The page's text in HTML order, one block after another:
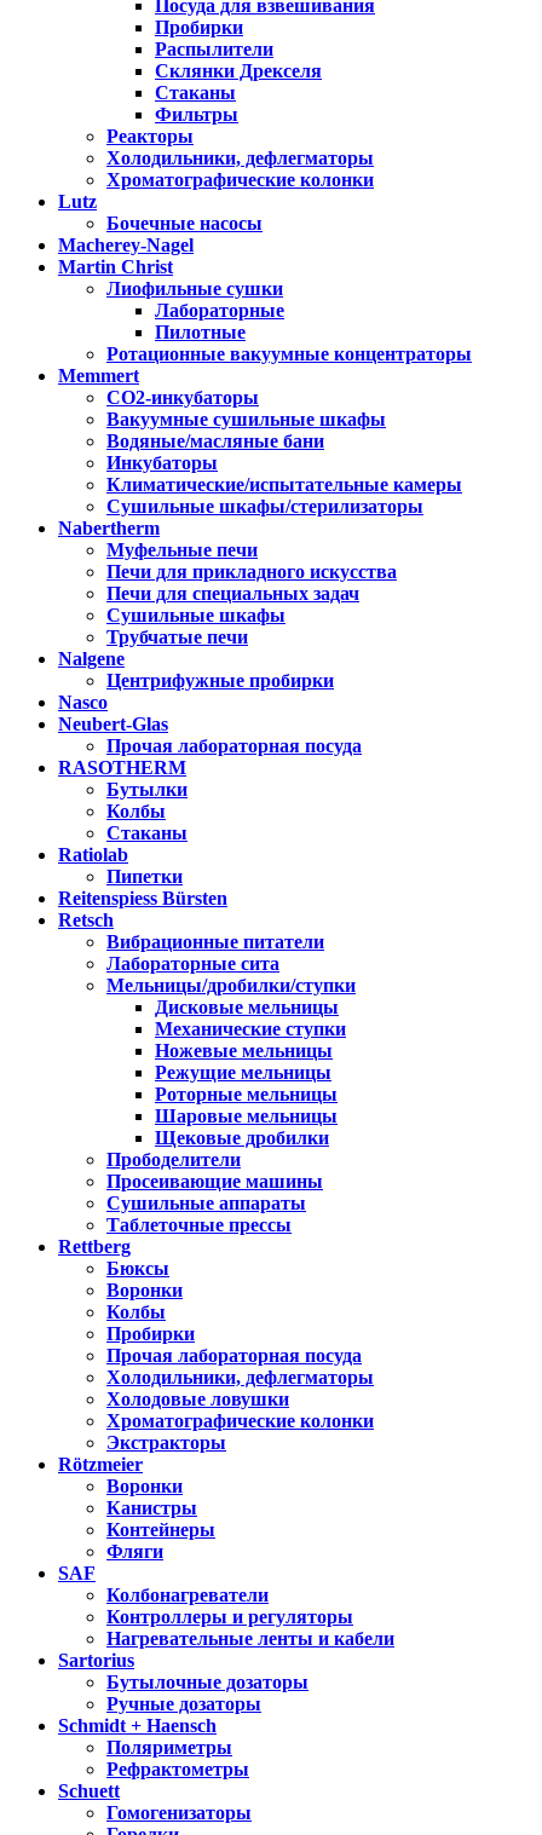
Посуда для взвешивания
Пробирки
Распылители
Склянки Дрекселя
Стаканы
Фильтры
Реакторы
Холодильники, дефлегматоры
Хроматографические колонки
Lutz
Бочечные насосы
Macherey-Nagel
Martin Christ
Лиофильные сушки
Лабораторные
Пилотные
Ротационные вакуумные концентраторы
Memmert
CO2-инкубаторы
Вакуумные сушильные шкафы
Водяные/масляные бани
Инкубаторы
Климатические/испытательные камеры
Сушильные шкафы/стерилизаторы
Nabertherm
Муфельные печи
Печи для прикладного искусства
Печи для специальных задач
Сушильные шкафы
Трубчатые печи
Nalgene
Центрифужные пробирки
Nasco
Neubert-Glas
Прочая лабораторная посуда
RASOTHERM
Бутылки
Колбы
Стаканы
Ratiolab
Пипетки
Reitenspiess Bürsten
Retsch
Вибрационные питатели
Лабораторные сита
Мельницы/дробилки/ступки
Дисковые мельницы
Механические ступки
Ножевые мельницы
Режущие мельницы
Роторные мельницы
Шаровые мельницы
Щековые дробилки
Прободелители
Просеивающие машины
Сушильные аппараты
Таблеточные прессы
Rettberg
Бюксы
Воронки
Колбы
Пробирки
Прочая лабораторная посуда
Холодильники, дефлегматоры
Холодовые ловушки
Хроматографические колонки
Экстракторы
Rötzmeier
Воронки
Канистры
Контейнеры
Фляги
SAF
Колбонагреватели
Контроллеры и регуляторы
Нагревательные ленты и кабели
Sartorius
Бутылочные дозаторы
Ручные дозаторы
Schmidt + Haensch
Поляриметры
Рефрактометры
Schuett
Гомогенизаторы